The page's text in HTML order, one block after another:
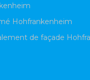
Hohfrankenheim
de façade